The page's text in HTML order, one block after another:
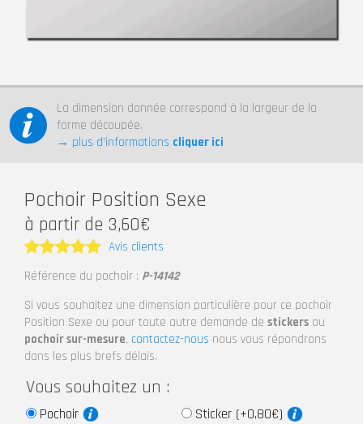
La dimension donnée correspond à la largeur de la
forme découpée.
→ plus d’informations cliquer ici
Pochoir Position Sexe
à partir de 3,60€
Note5
Avis clients
Référence du pochoir : P-14142
Si vous souhaitez une dimension particulière pour ce pochoir
Position Sexe ou pour toute autre demande de stickers ou
pochoir sur-mesure, contactez-nous nous vous répondrons
dans les plus brefs délais.
Vous souhaitez un :
Pochoir Sticker (+0,80€)